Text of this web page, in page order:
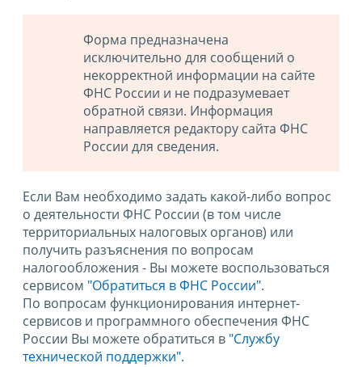
Форма предназначена
исключительно для сообщений о
некорректной информации на сайте
ФНС России и не подразумевает
обратной связи. Информация
направляется редактору сайта ФНС
России для сведения.
Если Вам необходимо задать какой-либо вопрос
о деятельности ФНС России (в том числе
территориальных налоговых органов) или
получить разъяснения по вопросам
налогообложения - Вы можете воспользоваться
сервисом "Обратиться в ФНС России".
По вопросам функционирования интернет-
сервисов и программного обеспечения ФНС
России Вы можете обратиться в "Службу
технической поддержки".